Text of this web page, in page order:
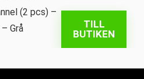
TILL
BUTIKEN